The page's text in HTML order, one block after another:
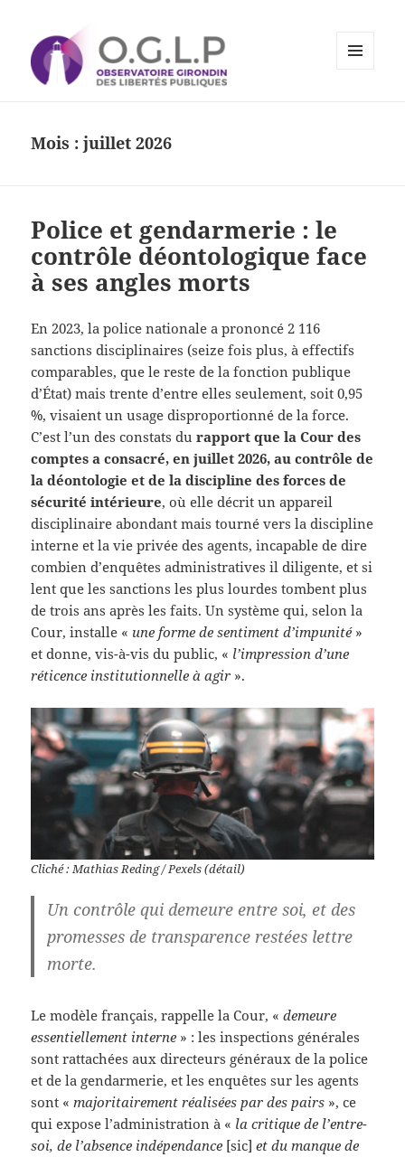
Libertés Publiques
Mois :juillet 2026
Police et gendarmerie : le
contrôle déontologique face
à ses angles morts
En 2023, la police nationale a prononcé 2 116
sanctions disciplinaires (seize fois plus, à effectifs
comparables, que le reste de la fonction publique
d’État) mais trente d’entre elles seulement, soit 0,95
%, visaient un usage disproportionné de la force.
C’est l’un des constats durapport que la Cour des
comptes a consacré, en juillet 2026, au contrôle de
la déontologie et de la discipline des forces de
sécurité intérieure, où elle décrit un appareil
disciplinaire abondant mais tourné vers la discipline
interne et la vie privée des agents, incapable de dire
combien d’enquêtes administratives il diligente, et si
lent que les sanctions les plus lourdes tombent plus
de trois ans après les faits. Un système qui, selon la
Cour, installe « une forme de sentiment d’impunité»
et donne, vis-à-vis du public, « l’impression d’une
réticence institutionnelle à agir ».
Cliché : Mathias Reding / Pexels (détail)
Un contrôle qui demeure entre soi, et des
promesses de transparence restées lettre
morte.
Le modèle français, rappelle la Cour, «demeure
essentiellement interne » : les inspections générales
sont rattachées aux directeurs généraux de la police
et de la gendarmerie, et les enquêtes sur les agents
sont «majoritairement réalisées par des pairs », ce
qui expose l’administration à « la critique de l’entre-
soi, de l’absence indépendance [sic] et du manque de